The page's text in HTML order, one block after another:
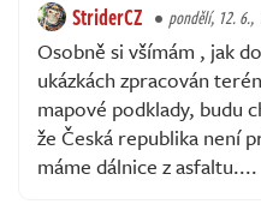
StriderCZ pondělí, 12. 6.,
Osobně si všímám , jak
ukázkách zpracován
mapové podklady, budu
že Česká republika není
máme dálnice z asfaltu....